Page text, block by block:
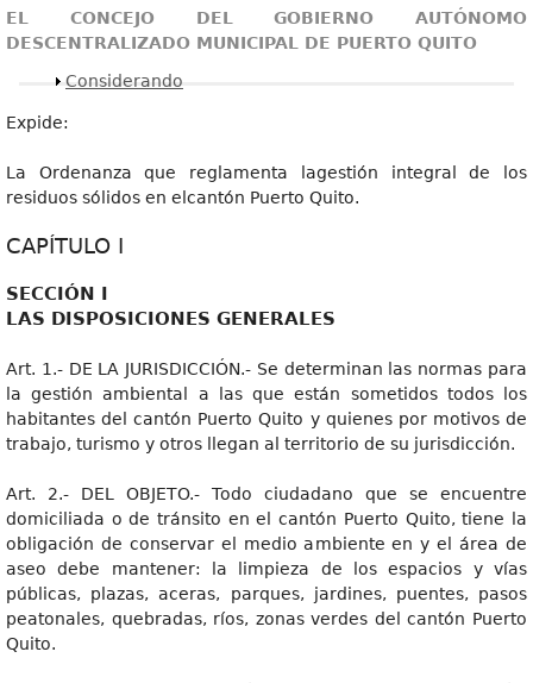
EL CONCEJO DEL GOBIERNO AUTÓNOMO
DESCENTRALIZADO MUNICIPAL DE PUERTO QUITO
Mostrar
Considerando
Expide:
La Ordenanza que reglamenta lagestión integral de los
residuos sólidos en elcantón Puerto Quito.
CAPÍTULO I
SECCIÓN I
LAS DISPOSICIONES GENERALES
Art. 1.- DE LA JURISDICCIÓN.- Se determinan las normas para
la gestión ambiental a las que están sometidos todos los
habitantes del cantón Puerto Quito y quienes por motivos de
trabajo, turismo y otros llegan al territorio de su jurisdicción.
Art. 2.- DEL OBJETO.- Todo ciudadano que se encuentre
domiciliada o de tránsito en el cantón Puerto Quito, tiene la
obligación de conservar el medio ambiente en y el área de
aseo debe mantener: la limpieza de los espacios y vías
públicas, plazas, aceras, parques, jardines, puentes, pasos
peatonales, quebradas, ríos, zonas verdes del cantón Puerto
Quito.